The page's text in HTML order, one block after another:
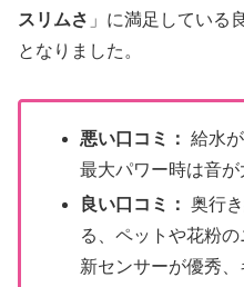
スリムさ 」に満足している
となりました。
悪い口コミ： 給水
最大パワー時は音が
良い口コミ： 奥行
る、ペットや花粉
新センサーが優秀